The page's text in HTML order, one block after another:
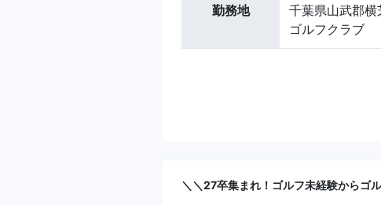
勤務地
千葉県山武郡横
ゴルフクラブ
＼＼27卒集まれ！ゴルフ未経験からゴ